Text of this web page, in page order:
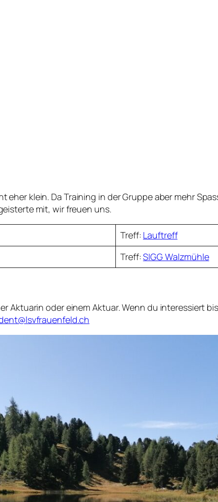
eher klein. Da Training in der Gruppe aber mehr
mit, wir freuen uns.
Treff: Lauftreff
Treff:SIGG Walzmühle
Aktuarin oder einem Aktuar. Wenn du interessiert